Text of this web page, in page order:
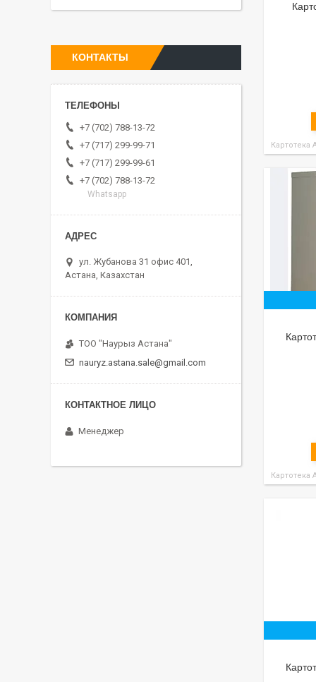
Картотека
Картотека
КОНТАКТЫ
+7 (702) 788-13-72
+7 (717) 299-99-71
+7 (717) 299-99-61
+7 (702) 788-13-72
Whatsapp
ул. Жубанова 31 офис 401,
Астана, Казахстан
ТОО "Наурыз Астана"
nauryz.astana.sale@gmail.com
Менеджер